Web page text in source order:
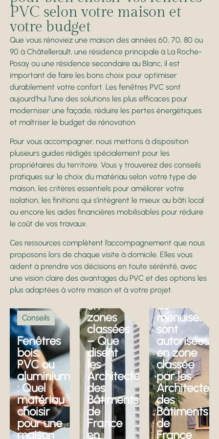
PVC selon votre maison et
votre budget
Que vous rénoviez une maison des années 60, 70, 80 ou
90 à Châtellerault, une résidence principale à La Roche-
Posay ou une résidence secondaire au Blanc, il est
important de faire les bons choix pour optimiser
durablement votre confort. Les fenêtres PVC sont
aujourd’hui l’une des solutions les plus efficaces pour
moderniser une façade, réduire les pertes énergétiques
et maîtriser le budget de rénovation.
Pour vous accompagner, nous mettons à disposition
plusieurs guides rédigés spécialement pour les
propriétaires du territoire. Vous y trouverez des conseils
pratiques sur le choix du matériau selon votre type de
maison, les critères essentiels pour améliorer votre
isolation, les finitions qui s’intègrent le mieux au bâti local
ou encore les aides financières mobilisables pour réduire
le coût de vos travaux.
Ces ressources complètent l’accompagnement que nous
proposons lors de chaque visite à domicile. Elles vous
aident à prendre vos décisions en toute sérénité, avec
une vision claire des avantages du PVC et des options les
plus adaptées à votre maison et à votre projet.
Conseils
Fenêtres
bois,
PVC ou
aluminium
: Quel
matériau
choisir
pour une
maison
Changer
vos
menuiseries
extérieures
en
zones
classées
– Que
disent
les
Architectes
des
Bâtiments
de
France
en
Conseils
Quelles
couleurs
de
menuiseries
sont
autorisées
en zone
classée
par les
Architectes
des
Bâtiments
de
France